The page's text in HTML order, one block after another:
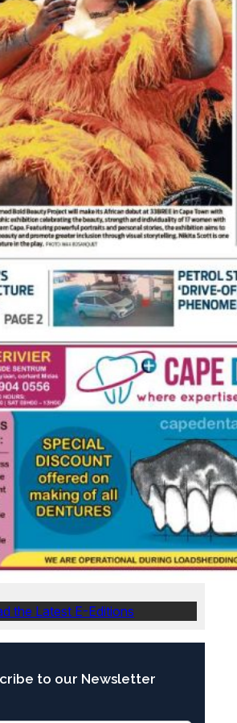
the Latest E-Editions
to our Newsletter